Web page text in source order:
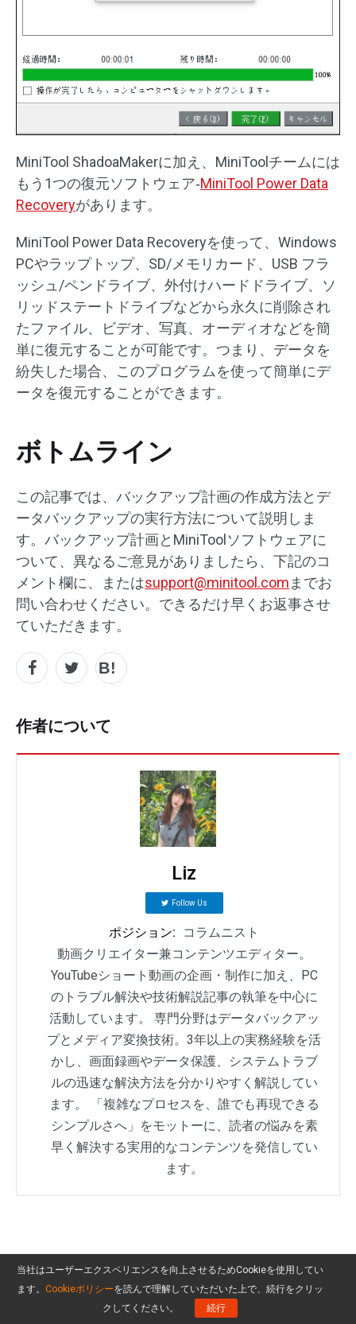
MiniTool ShadoaMakerに加え、MiniToolチームには
もう1つの復元ソフトウェア‐MiniTool Power Data
Recoveryがあります。
MiniTool Power Data Recoveryを使って、Windows
PCやラップトップ、SD/メモリカード、USB フラ
ッシュ/ペンドライブ、外付けハードドライブ、ソ
リッドステートドライブなどから永久に削除され
たファイル、ビデオ、写真、オーディオなどを簡
単に復元することが可能です。つまり、データを
紛失した場合、このプログラムを使って簡単にデ
ータを復元することができます。
ボトムライン
この記事では、バックアップ計画の作成方法とデ
ータバックアップの実行方法について説明しま
す。バックアップ計画とMiniToolソフトウェアに
ついて、異なるご意見がありましたら、下記のコ
メント欄に、またはsupport@minitool.comまでお
問い合わせください。できるだけ早くお返事させ
ていただきます。
作者について
Liz
Follow Us
ポジション:
コラムニスト
動画クリエイター兼コンテンツエディター。
YouTubeショート動画の企画・制作に加え、PC
のトラブル解決や技術解説記事の執筆を中心に
活動しています。 専門分野はデータバックアッ
プとメディア変換技術。3年以上の実務経験を活
かし、画面録画やデータ保護、システムトラブ
ルの迅速な解決方法を分かりやすく解説してい
ます。 「複雑なプロセスを、誰でも再現できる
シンプルさへ」をモットーに、読者の悩みを素
早く解決する実用的なコンテンツを発信してい
ます。
当社はユーザーエクスペリエンスを向上させるためCookieを使用してい
ます。 Cookieポリシーを読んで理解していただいた上で、続行をクリッ
クしてください。
続行